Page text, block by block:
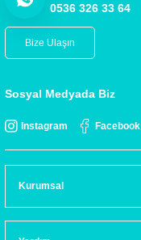
0536 326 33 64
Bize Ulaşın
Sosyal Medyada Biz
Instagram Facebook
Kurumsal